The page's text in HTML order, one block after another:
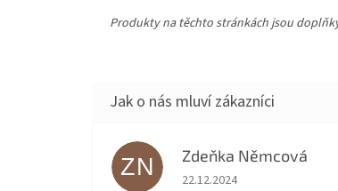
Produkty na těchto stránkách jsou
ZN Zdeňka Němcová
Hodnocení obchodu je 5 z 5
22.12.2024